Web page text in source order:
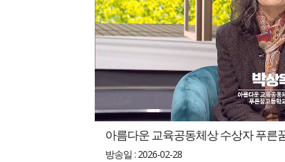
아름다운 교육공동체상 수상자 푸른
방송일 : 2026-02-28